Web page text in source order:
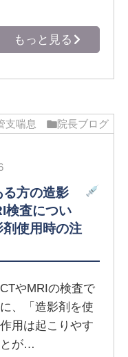
もっと見る
支喘息 院長ブログ
る方の造影
検査につい
使用時の注
やMRIの検査で
、「造影剤を使
用は起こりやす
とが…